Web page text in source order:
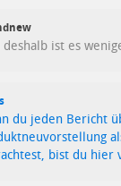
deshalb ist es
du jeden Bericht
bist du hier